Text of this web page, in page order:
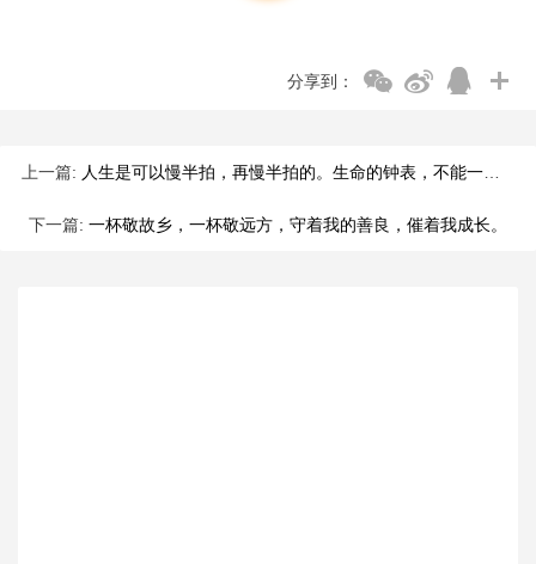
分享到：
上一篇: 人生是可以慢半拍，再慢半拍的。生命的钟表，不能一味地往前拨，
下一篇: 一杯敬故乡，一杯敬远方，守着我的善良，催着我成长。